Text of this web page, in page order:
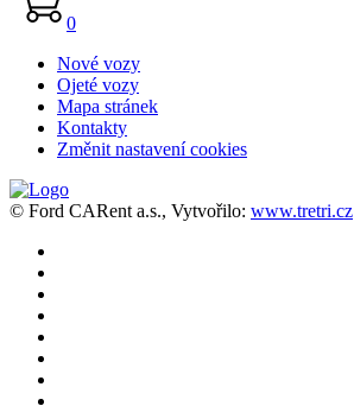
0
Nové vozy
Ojeté vozy
Mapa stránek
Kontakty
Změnit nastavení cookies
© Ford CARent a.s., Vytvořilo: www.tretri.cz